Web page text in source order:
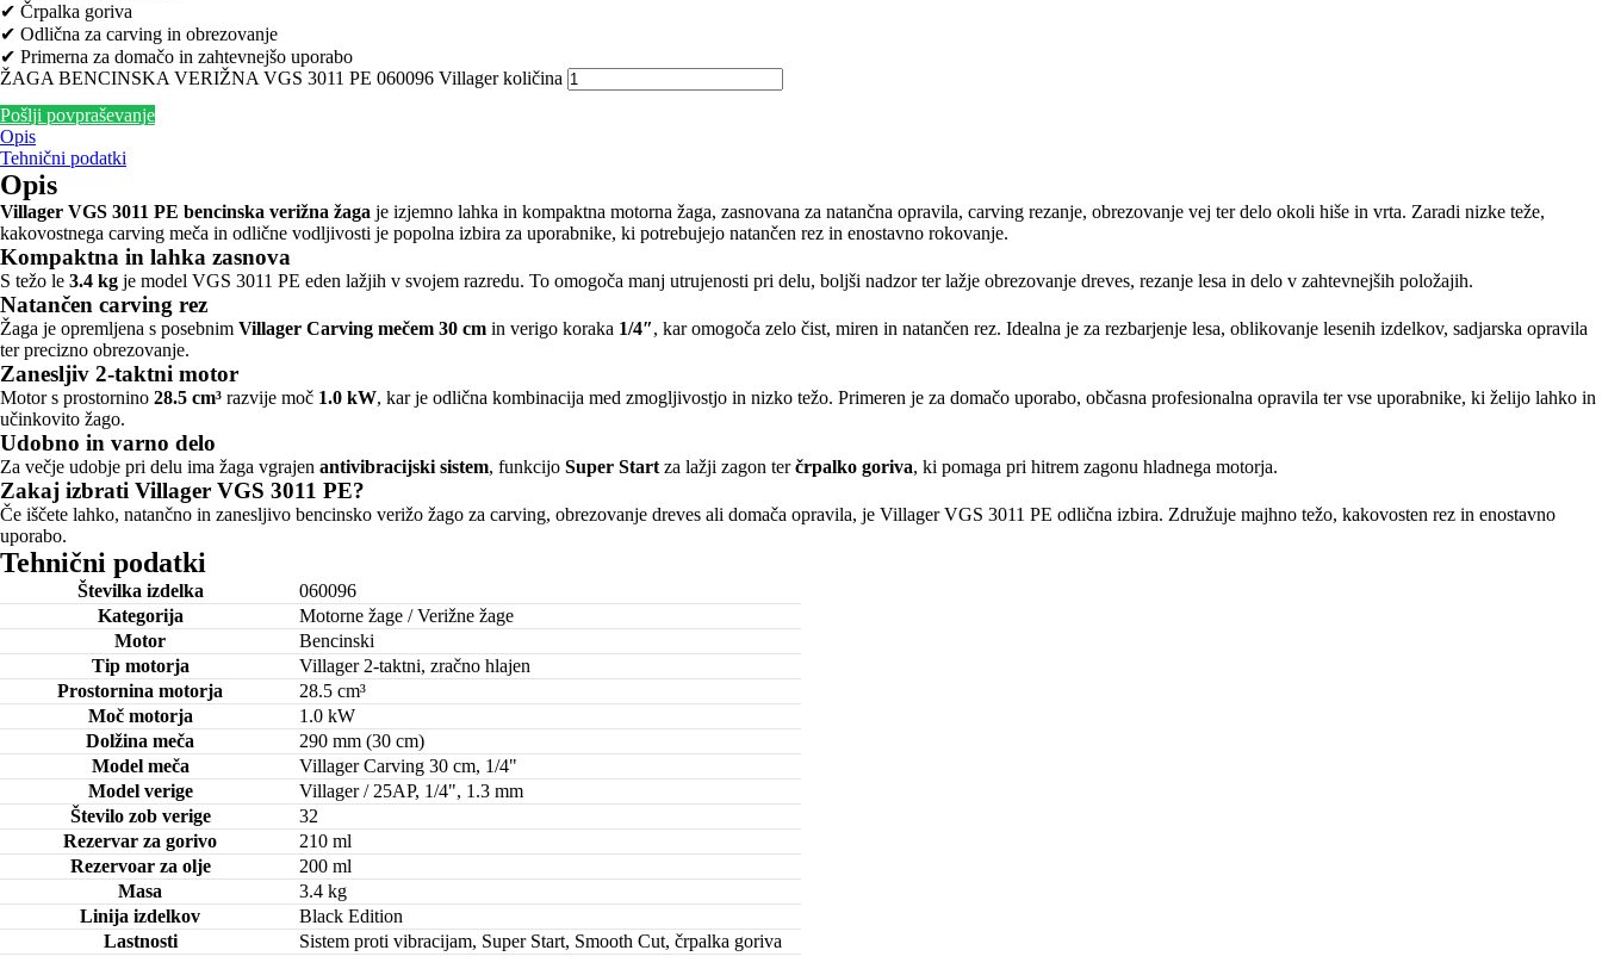
✔ Črpalka goriva
✔ Odlična za carving in obrezovanje
✔ Primerna za domačo in zahtevnejšo uporabo
ŽAGA BENCINSKA VERIŽNA VGS 3011 PE 060096 Villager količina
Pošlji povpraševanje
Opis
Tehnični podatki
Opis
Villager VGS 3011 PE bencinska verižna žaga je izjemno lahka in kompaktna motorna žaga, zasnovana za natančna opravila, carving rezanje, obrezovanje vej ter delo okoli hiše in vrta. Zaradi nizke teže,
kakovostnega carving meča in odlične vodljivosti je popolna izbira za uporabnike, ki potrebujejo natančen rez in enostavno rokovanje.
Kompaktna in lahka zasnova
S težo le 3.4 kg je model VGS 3011 PE eden lažjih v svojem razredu. To omogoča manj utrujenosti pri delu, boljši nadzor ter lažje obrezovanje dreves, rezanje lesa in delo v zahtevnejših položajih.
Natančen carving rez
Žaga je opremljena s posebnim Villager Carving mečem 30 cm in verigo koraka 1/4″, kar omogoča zelo čist, miren in natančen rez. Idealna je za rezbarjenje lesa, oblikovanje lesenih izdelkov, sadjarska opravila
ter precizno obrezovanje.
Zanesljiv 2-taktni motor
Motor s prostornino 28.5 cm³ razvije moč 1.0 kW, kar je odlična kombinacija med zmogljivostjo in nizko težo. Primeren je za domačo uporabo, občasna profesionalna opravila ter vse uporabnike, ki želijo lahko in
učinkovito žago.
Udobno in varno delo
Za večje udobje pri delu ima žaga vgrajen antivibracijski sistem, funkcijo Super Start za lažji zagon terčrpalko goriva, ki pomaga pri hitrem zagonu hladnega motorja.
Zakaj izbrati Villager VGS 3011 PE?
Če iščete lahko, natančno in zanesljivo bencinsko verižo žago za carving, obrezovanje dreves ali domača opravila, je Villager VGS 3011 PE odlična izbira. Združuje majhno težo, kakovosten rez in enostavno
uporabo.
Tehnični podatki
Številka izdelka
060096
Kategorija
Motorne žage / Verižne žage
Motor
Bencinski
Tip motorja
Villager 2-taktni, zračno hlajen
Prostornina motorja
28.5 cm³
Moč motorja
1.0 kW
Dolžina meča
290 mm (30 cm)
Model meča
Villager Carving 30 cm, 1/4"
Model verige
Villager / 25AP, 1/4", 1.3 mm
Število zob verige
32
Rezervar za gorivo
210 ml
Rezervoar za olje
200 ml
Masa
3.4 kg
Linija izdelkov
Black Edition
Lastnosti
Sistem proti vibracijam, Super Start, Smooth Cut, črpalka goriva